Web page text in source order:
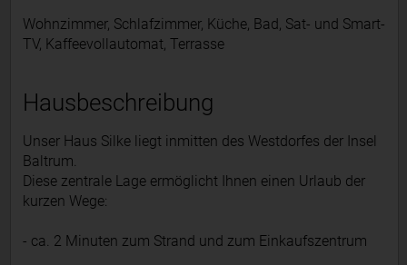
Wohnzimmer, Schlafzimmer, Küche, Bad, Sat- und Smart-
TV, Kaffeevollautomat, Terrasse
Hausbeschreibung
Unser Haus Silke liegt inmitten des Westdorfes der Insel
Baltrum.
Diese zentrale Lage ermöglicht Ihnen einen Urlaub der
kurzen Wege:
- ca. 2 Minuten zum Strand und zum Einkaufszentrum